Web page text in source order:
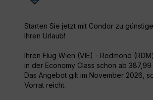
Starten Sie jetzt mit Condor zu
Ihren Urlaub!
Ihren Flug Wien (VIE) - Redmond
in der Economy Class schon ab
Das Angebot gilt im November 2026,
Vorrat reicht.